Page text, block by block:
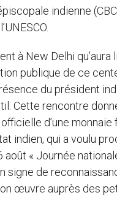
indienne
à New Delhi qu’aura
publique de ce
du président
Cette rencontre
d’une monnaie
indien, qui a voulu
août « Journée
signe de
œuvre auprès des